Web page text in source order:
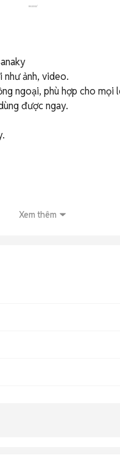
ảnh, video.
ngoại, phù hợp cho mọi
được ngay.
Xem thêm